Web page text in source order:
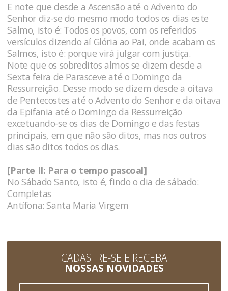
E note que desde a Ascensão até o Advento do
Senhor diz-se do mesmo modo todos os dias este
Salmo, isto é: Todos os povos, com os referidos
versículos dizendo aí Glória ao Pai, onde acabam os
Salmos, isto é: porque virá julgar com justiça.
Note que os sobreditos almos se dizem desde a
Sexta feira de Parasceve até o Domingo da
Ressurreição. Desse modo se dizem desde a oitava
de Pentecostes até o Advento do Senhor e da oitava
da Epifania até o Domingo da Ressurreição
excetuando-se os dias de Domingo e das festas
principais, em que não são ditos, mas nos outros
dias são ditos todos os dias.
[Parte II: Para o tempo pascoal]
No Sábado Santo, isto é, findo o dia de sábado:
Completas
Antífona: Santa Maria Virgem
CADASTRE-SE E RECEBA
NOSSAS NOVIDADES